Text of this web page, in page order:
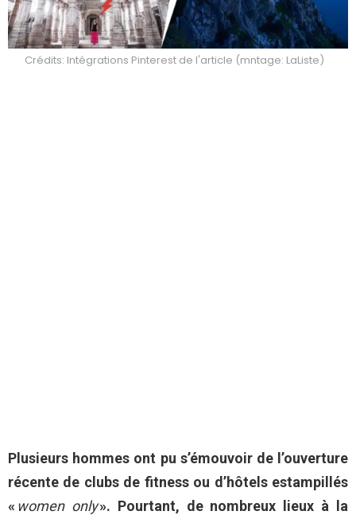
Crédits: Intégrations Pinterest de l'article (mntage: LaListe)
Plusieurs hommes ont pu s’émouvoir de l’ouverture
récente de clubs de fitness ou d’hôtels estampillés
« women only». Pourtant, de nombreux lieux à la